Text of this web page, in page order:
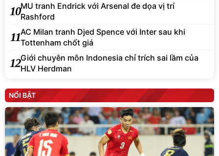
10MU tranh Endrick với Arsenal đe dọa vị trí
Rashford
11AC Milan tranh Djed Spence với Inter sau khi
Tottenham chốt giá
12Giới chuyên môn Indonesia chỉ trích sai lầm của
HLV Herdman
NỔI BẬT